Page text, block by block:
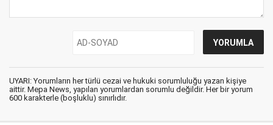
UYARI: Yorumların her türlü cezai ve hukuki sorumluluğu yazan kişiye
aittir. Mepa News, yapılan yorumlardan sorumlu değildir. Her bir yorum
600 karakterle (boşluklu) sınırlıdır.